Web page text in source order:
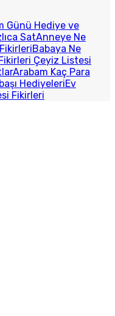
Günü Hediye ve
SatAnneye Ne
Babaya Ne
Çeyiz Listesi
Arabam Kaç Para
HediyeleriEv
Fikirleri